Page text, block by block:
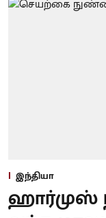
இந்தியா
ஹார்முஸ்